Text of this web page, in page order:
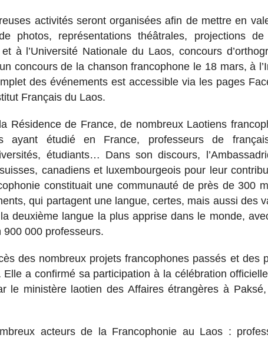
activités seront organisées afin de mettre en
photos, représentations théâtrales, projections de
à l’Université Nationale du Laos, concours
concours de la chanson francophone le 18 mars, à
des événements est accessible via les pages
Français du Laos.
Résidence de France, de nombreux Laotiens
ayant étudié en France, professeurs de
étudiants… Dans son discours,
canadiens et luxembourgeois pour leur
constituait une communauté de près de 300
qui partagent une langue, certes, mais aussi des
deuxième langue la plus apprise dans le monde,
900 000 professeurs.
des nombreux projets francophones passés et des
Elle a confirmé sa participation à la célébration
le ministère laotien des Affaires étrangères à
acteurs de la Francophonie au Laos :